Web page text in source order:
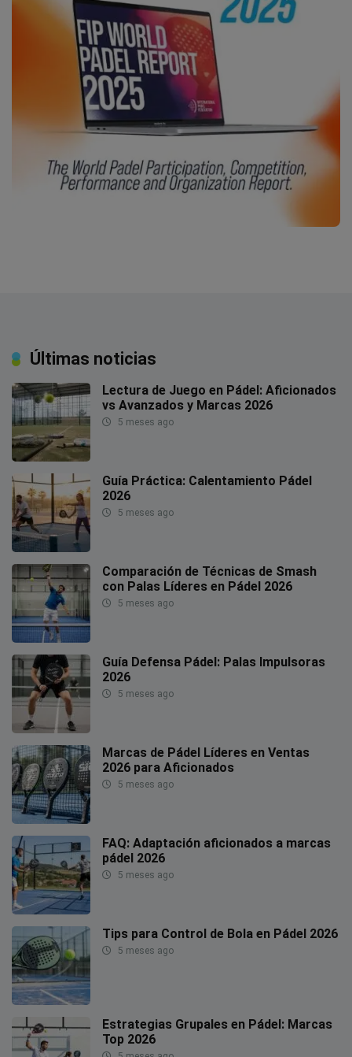
Últimas noticias
Lectura de Juego en Pádel: Aficionados
vs Avanzados y Marcas 2026
5 meses ago
Guía Práctica: Calentamiento Pádel
2026
5 meses ago
Comparación de Técnicas de Smash
con Palas Líderes en Pádel 2026
5 meses ago
Guía Defensa Pádel: Palas Impulsoras
2026
5 meses ago
Marcas de Pádel Líderes en Ventas
2026 para Aficionados
5 meses ago
FAQ: Adaptación aficionados a marcas
pádel 2026
5 meses ago
Tips para Control de Bola en Pádel 2026
5 meses ago
Estrategias Grupales en Pádel: Marcas
Top 2026